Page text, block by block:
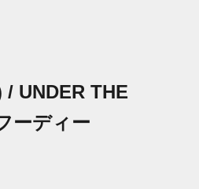
UNDER THE
ーディー